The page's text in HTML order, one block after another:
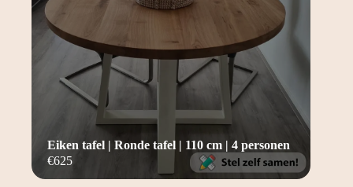
€625
Eiken tafel | Ronde tafel | 110 cm | 4 personen